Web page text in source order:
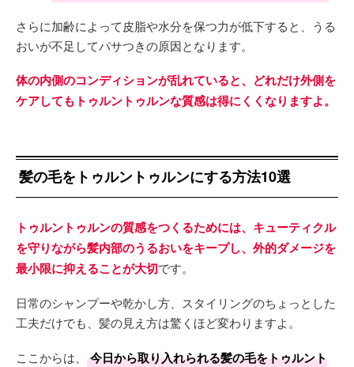
さらに加齢によって皮脂や水分を保つ力が低下すると、うる
おいが不足してパサつきの原因となります。
体の内側のコンディションが乱れていると、どれだけ外側を
ケアしてもトゥルントゥルンな質感は得にくくなりますよ。
髪の毛をトゥルントゥルンにする方法10選
トゥルントゥルンの質感をつくるためには、キューティクル
を守りながら髪内部のうるおいをキープし、外的ダメージを
最小限に抑えることが大切です。
日常のシャンプーや乾かし方、スタイリングのちょっとした
工夫だけでも、髪の見え方は驚くほど変わりますよ。
ここからは、
今日から取り入れられる髪の毛をトゥルント